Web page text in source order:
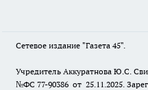
Сетевое издание "Газета 45".
Учредитель Аккуратнова Ю.С.
№ФС 77-90386 от 25.11.2025.